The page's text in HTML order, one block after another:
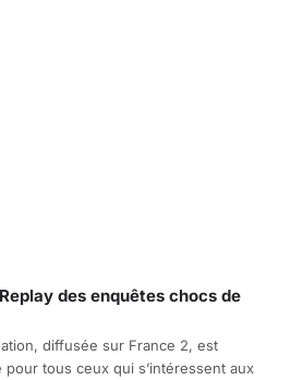
des enquêtes chocs de
diffusée sur France 2, est
tous ceux qui s’intéressent aux